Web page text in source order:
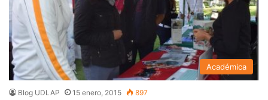
Académica
Blog UDLAP 15 enero, 2015 897